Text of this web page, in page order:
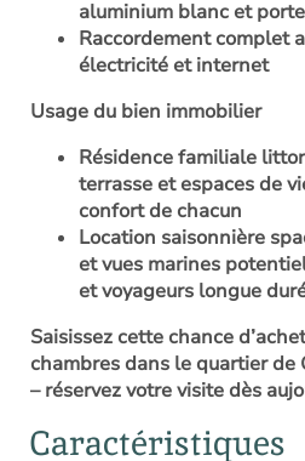
aluminium blanc et
Raccordement complet
électricité et internet
Usage du bien immobilier
Résidence familiale
terrasse et espaces de
confort de chacun
Location saisonnière
et vues marines
et voyageurs longue
Saisissez cette chance d’
chambres dans le quartier de
– réservez votre visite dès
Caractéristiques